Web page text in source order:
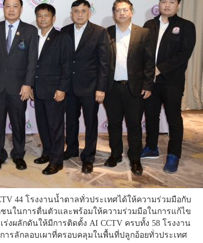
44 โรงงานน้ำตาลทั่วประเทศได้ให้ความร่วมมือกับ
ในการตื่นตัวและพร้อมให้ความร่วมมือในการแก้ไข
งผลักดันให้มีการติดตั้ง AI CCTV ครบทั้ง 58 โรงงาน
ารลักลอบเผาที่ครอบคลุมในพื้นที่ปลูกอ้อยทั่วประเทศ